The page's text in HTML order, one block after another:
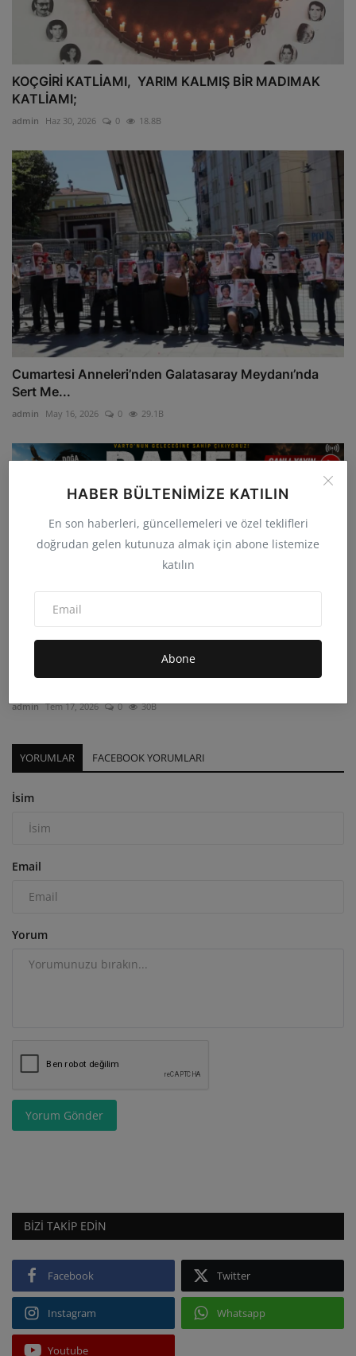
HABER BÜLTENIMIZE KATILIN
En son haberleri, güncellemeleri ve özel teklifleri
doğrudan gelen kutunuza almak için abone listemize
katılın
Abone
KOÇGİRİ KATLİAMI, YARIM KALMIŞ BİR MADIMAK
KATLİAMI;
admin Haz 30, 2026 0 18.8B
Cumartesi Anneleri’nden Galatasaray Meydanı’nda
Sert Me...
admin May 16, 2026 0 29.1B
Varto’da JES Direnişi 76. Gününde Çadır Nöbetinde
admin Tem 17, 2026 0 30B
YORUMLAR FACEBOOK YORUMLARI
İsim
Email
Yorum
Yorum Gönder
BIZI TAKIP EDIN
Facebook Twitter
Instagram Whatsapp
Youtube